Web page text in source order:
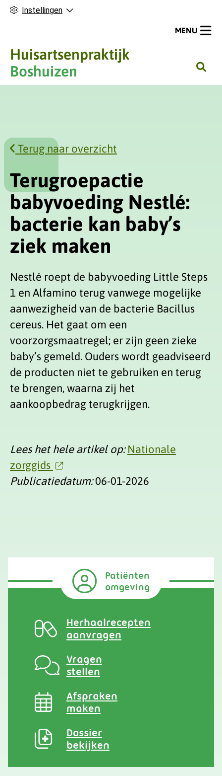
Instellingen
Huisartsenpraktijk
Boshuizen
H
o
MENU
Terug naar overzicht
Terugroepactie
babyvoeding Nestlé:
bacterie kan baby’s
ziek maken
Nestlé roept de babyvoeding Little Steps
1 en Alfamino terug vanwege mogelijke
aanwezigheid van de bacterie Bacillus
cereus. Het gaat om een
voorzorgsmaatregel; er zijn geen zieke
baby’s gemeld. Ouders wordt geadviseerd
de producten niet te gebruiken en terug
te brengen, waarna zij het
aankoopbedrag terugkrijgen.
Lees het hele artikel op: Nationale
zorggids
Publicatiedatum:06-01-2026
Patiënten
omgeving
Herhaalrecepten
aanvragen
Vragen
stellen
Afspraken
maken
Dossier
bekijken